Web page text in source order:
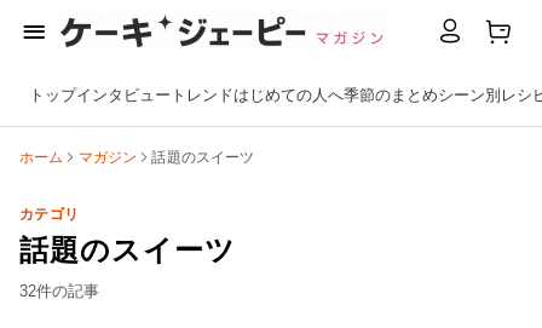
トップインタビュー トレンドはじめての人へ季節のまとめシーン別 レシ
ホーム マガジン 話題のスイーツ
カテゴリ
話題のスイーツ
32件の記事